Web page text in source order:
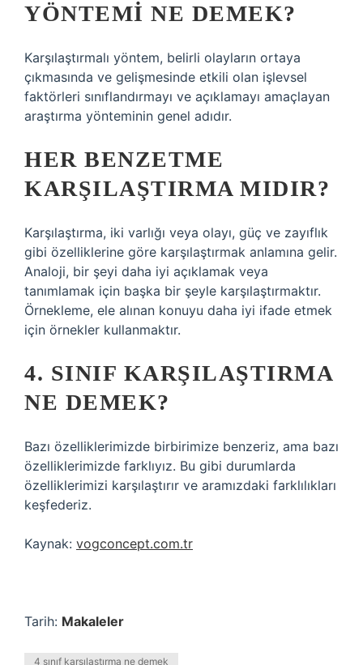
YÖNTEMI NE DEMEK?
Karşılaştırmalı yöntem, belirli olayların ortaya
çıkmasında ve gelişmesinde etkili olan işlevsel
faktörleri sınıflandırmayı ve açıklamayı amaçlayan
araştırma yönteminin genel adıdır.
HER BENZETME
KARŞILAŞTIRMA MIDIR?
Karşılaştırma, iki varlığı veya olayı, güç ve zayıflık
gibi özelliklerine göre karşılaştırmak anlamına gelir.
Analoji, bir şeyi daha iyi açıklamak veya
tanımlamak için başka bir şeyle karşılaştırmaktır.
Örnekleme, ele alınan konuyu daha iyi ifade etmek
için örnekler kullanmaktır.
4. SINIF KARŞILAŞTIRMA
NE DEMEK?
Bazı özelliklerimizde birbirimize benzeriz, ama bazı
özelliklerimizde farklıyız. Bu gibi durumlarda
özelliklerimizi karşılaştırır ve aramızdaki farklılıkları
keşfederiz.
Kaynak: vogconcept.com.tr
Tarih: Makaleler
4 sınıf karşılaştırma ne demek